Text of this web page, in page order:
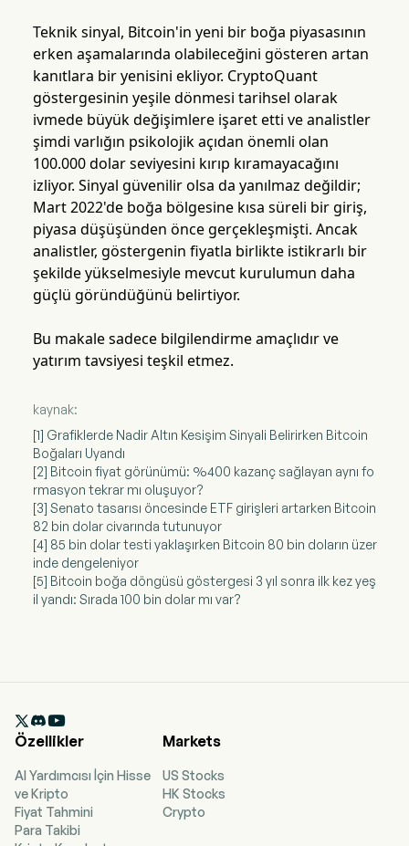
Teknik sinyal, Bitcoin'in yeni bir boğa piyasasının
erken aşamalarında olabileceğini gösteren artan
kanıtlara bir yenisini ekliyor. CryptoQuant
göstergesinin yeşile dönmesi tarihsel olarak
ivmede büyük değişimlere işaret etti ve analistler
şimdi varlığın psikolojik açıdan önemli olan
100.000 dolar seviyesini kırıp kıramayacağını
izliyor. Sinyal güvenilir olsa da yanılmaz değildir;
Mart 2022'de boğa bölgesine kısa süreli bir giriş,
piyasa düşüşünden önce gerçekleşmişti. Ancak
analistler, göstergenin fiyatla birlikte istikrarlı bir
şekilde yükselmesiyle mevcut kurulumun daha
güçlü göründüğünü belirtiyor.
Bu makale sadece bilgilendirme amaçlıdır ve
yatırım tavsiyesi teşkil etmez.
kaynak:
[1] Grafiklerde Nadir Altın Kesişim Sinyali Belirirken Bitcoin
Boğaları Uyandı
[2] Bitcoin fiyat görünümü: %400 kazanç sağlayan aynı fo
rmasyon tekrar mı oluşuyor?
[3] Senato tasarısı öncesinde ETF girişleri artarken Bitcoin
82 bin dolar civarında tutunuyor
[4] 85 bin dolar testi yaklaşırken Bitcoin 80 bin doların üzer
inde dengeleniyor
[5] Bitcoin boğa döngüsü göstergesi 3 yıl sonra ilk kez yeş
il yandı: Sırada 100 bin dolar mı var?

Özellikler
AI Yardımcısı İçin Hisse
ve Kripto
Fiyat Tahmini
Para Takibi
Markets
US Stocks
HK Stocks
Crypto